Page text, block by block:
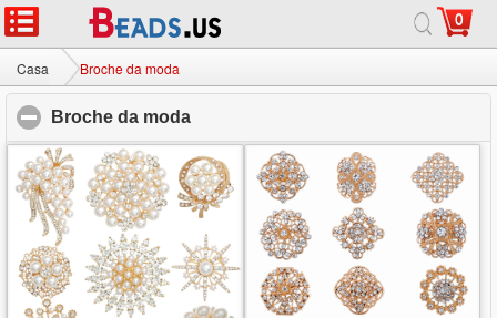
0
Casa Broche da moda
Broche da moda
Casa |Sobre|Contate-nos
© 2026 Milky Way jóias Ltd. Todos os direitos reservados.